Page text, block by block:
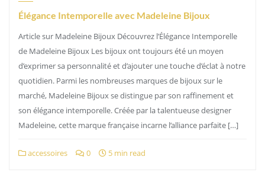
Élégance Intemporelle avec Madeleine Bijoux
Article sur Madeleine Bijoux Découvrez l’Élégance Intemporelle
de Madeleine Bijoux Les bijoux ont toujours été un moyen
d’exprimer sa personnalité et d’ajouter une touche d’éclat à notre
quotidien. Parmi les nombreuses marques de bijoux sur le
marché, Madeleine Bijoux se distingue par son raffinement et
son élégance intemporelle. Créée par la talentueuse designer
Madeleine, cette marque française incarne l’alliance parfaite […]
accessoires 0 5 min read